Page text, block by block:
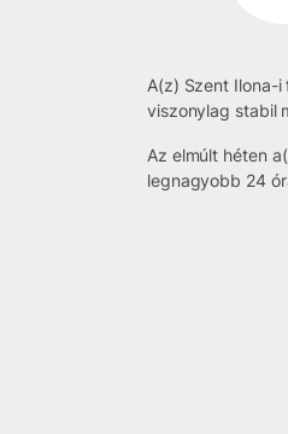
A(z) Szent Ilona-
viszonylag stabil
Az elmúlt héten
legnagyobb 24